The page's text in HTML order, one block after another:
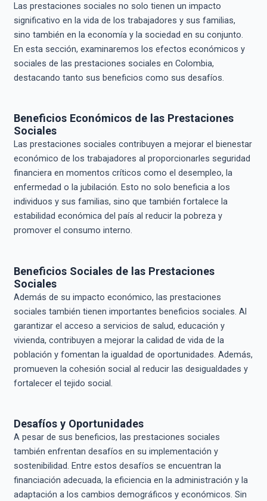
Las prestaciones sociales no solo tienen un impacto
significativo en la vida de los trabajadores y sus familias,
sino también en la economía y la sociedad en su conjunto.
En esta sección, examinaremos los efectos económicos y
sociales de las prestaciones sociales en Colombia,
destacando tanto sus beneficios como sus desafíos.
Beneficios Económicos de las Prestaciones
Sociales
Las prestaciones sociales contribuyen a mejorar el bienestar
económico de los trabajadores al proporcionarles seguridad
financiera en momentos críticos como el desempleo, la
enfermedad o la jubilación. Esto no solo beneficia a los
individuos y sus familias, sino que también fortalece la
estabilidad económica del país al reducir la pobreza y
promover el consumo interno.
Beneficios Sociales de las Prestaciones
Sociales
Además de su impacto económico, las prestaciones
sociales también tienen importantes beneficios sociales. Al
garantizar el acceso a servicios de salud, educación y
vivienda, contribuyen a mejorar la calidad de vida de la
población y fomentan la igualdad de oportunidades. Además,
promueven la cohesión social al reducir las desigualdades y
fortalecer el tejido social.
Desafíos y Oportunidades
A pesar de sus beneficios, las prestaciones sociales
también enfrentan desafíos en su implementación y
sostenibilidad. Entre estos desafíos se encuentran la
financiación adecuada, la eficiencia en la administración y la
adaptación a los cambios demográficos y económicos. Sin